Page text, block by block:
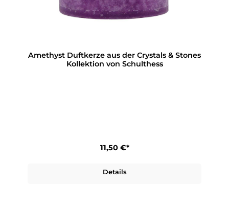
Amethyst Duftkerze aus der Crystals & Stones
Kollektion von Schulthess
11,50 €*
Details